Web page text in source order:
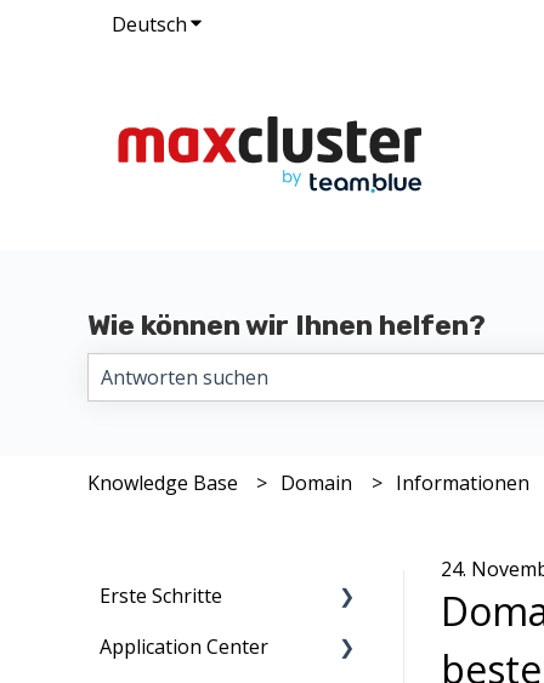
DeutschUntermenü für Übersetzungen
Wie können wir Ihnen helfen?
Knowledge Base Domain Informationen
24.
Erste Schritte
Migration zu maxcluster
Application Center